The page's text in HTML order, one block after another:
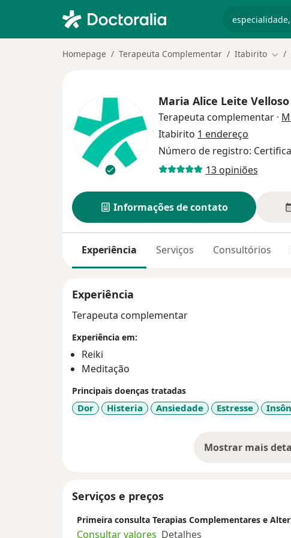
Homepage Terapeuta Complementar Itabirito
Maria Alice Leite Velloso
Terapeuta complementar ·
Itabirito 1 endereço
Número de registro:
13 opiniões
Informações de contato
Experiência Serviços Consultórios
Experiência
Terapeuta complementar
Experiência em:
Reiki
Meditação
Principais doenças tratadas
Dor Histeria Ansiedade Estresse
Mostrar maissobre
Serviços e preços
Primeira consulta Terapias Complementares e
Consultar valores Detalhes